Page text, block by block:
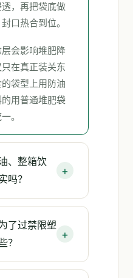
，再把袋底做
口热合到位。
会影响堆肥降
在真正装关东
袋型上用防油
用普通堆肥袋
。
、整箱饮
吗？
了过禁限塑
？